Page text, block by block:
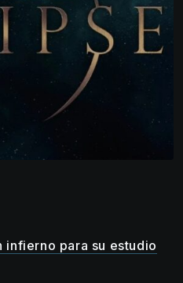
infierno para su estudio